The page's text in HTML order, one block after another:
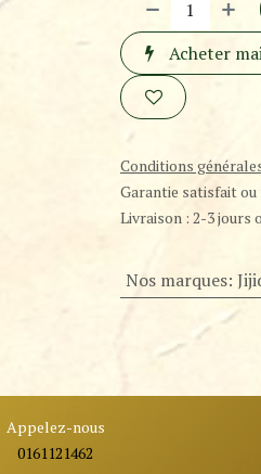
Acheter
Conditions
Garantie satisfait ou
Livraison : 2-3 jours
Nos marques:
Appelez-nous
0161121462